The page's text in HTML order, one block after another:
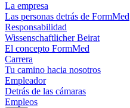
La empresa
Las personas detrás de FormMed
Responsabilidad
Wissenschaftlicher Beirat
El concepto FormMed
Carrera
Tu camino hacia nosotros
Empleador
Detrás de las cámaras
Empleos